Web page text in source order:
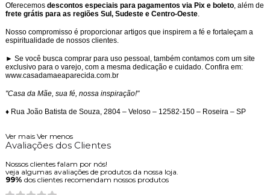
Oferecemos descontos especiais para pagamentos via Pix e boleto, além de
frete grátis para as regiões Sul, Sudeste e Centro-Oeste.
Nosso compromisso é proporcionar artigos que inspirem a fé e fortaleçam a
espiritualidade de nossos clientes.
► Se você busca comprar para uso pessoal, também contamos com um site
exclusivo para o varejo, com a mesma dedicação e cuidado. Confira em:
www.casadamaeaparecida.com.br
"Casa da Mãe, sua fé, nossa inspiração!"
♦ Rua João Batista de Souza, 2804 – Veloso – 12582-150 – Roseira – SP
Ver mais Ver menos
Avaliações dos Clientes
Nossos clientes falam por nós!
veja algumas avaliações de produtos da nossa loja.
99% dos clientes recomendam nossos produtos